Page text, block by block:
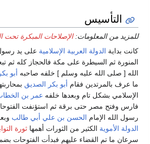
التأسيس
للمزيد من المعلومات:الإصلاحات المبكرة تحت
كانت بداية الدولة العربية الإسلامية على يد
المنورة ثم السيطرة على مكة فالحجاز كله ثم
الله [ صلى الله عليه وسلم ] خلفه صاحبه أبو
ما عرف بالمرتدين فقام أبو بكر الصديق
الإسلامي بشكل تام وبعدها خلفه عمر بن
فارس وفتح مصر حتى برقة ثم استؤنفت
رسول الله الإمام الحسن بن علي أبي طالب
الدولة الأموية الكثير من الثورات أهمها ثورة
سرعان ما تم القضاء عليهم فبدأت الفتوحات